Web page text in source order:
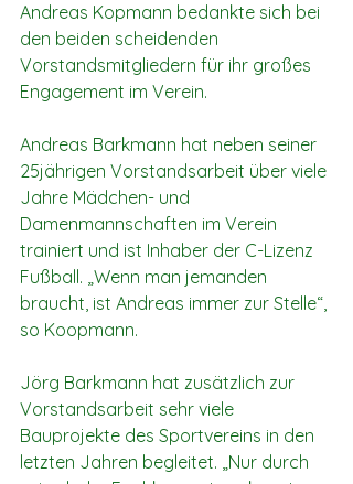
Andreas Kopmann bedankte sich bei
den beiden scheidenden
Vorstandsmitgliedern für ihr großes
Engagement im Verein.
Andreas Barkmann hat neben seiner
25jährigen Vorstandsarbeit über viele
Jahre Mädchen- und
Damenmannschaften im Verein
trainiert und ist Inhaber der C-Lizenz
Fußball. „Wenn man jemanden
braucht, ist Andreas immer zur Stelle“,
so Koopmann.
Jörg Barkmann hat zusätzlich zur
Vorstandsarbeit sehr viele
Bauprojekte des Sportvereins in den
letzten Jahren begleitet. „Nur durch